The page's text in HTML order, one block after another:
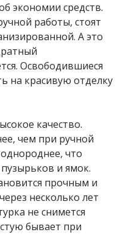
экономии средств.
работы, стоят
А это
Освободившиеся
на красивую отделку
качество.
чем при ручной
однороднее, что
и ямок.
прочным и
несколько лет
не снимется
бывает при